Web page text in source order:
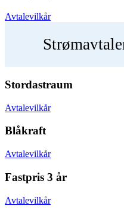
Avtalevilkår
Stordastraum
Avtalevilkår
Blåkraft
Avtalevilkår
Fastpris 3 år
Avtalevilkår